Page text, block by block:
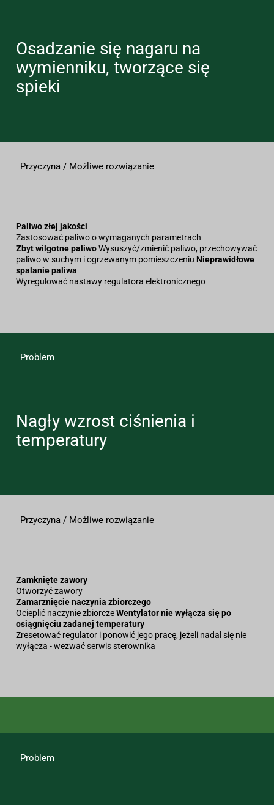
Osadzanie się nagaru na
wymienniku, tworzące się
spieki
Przyczyna / Możliwe rozwiązanie
Paliwo złej jakości
Zastosować paliwo o wymaganych parametrach
Zbyt wilgotne paliwoWysuszyć/zmienić paliwo, przechowywać
paliwo w suchym i ogrzewanym pomieszczeniu Nieprawidłowe
spalanie paliwa
Wyregulować nastawy regulatora elektronicznego
Problem
Nagły wzrost ciśnienia i
temperatury
Przyczyna / Możliwe rozwiązanie
Zamknięte zawory
Otworzyć zawory
Zamarznięcie naczynia zbiorczego
Ocieplić naczynie zbiorczeWentylator nie wyłącza się po
osiągnięciu zadanej temperatury
Zresetować regulator i ponowić jego pracę, jeżeli nadal się nie
wyłącza - wezwać serwis sterownika
Problem